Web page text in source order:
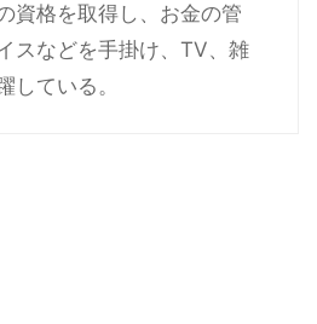
資格を取得し、お金の管
スなどを手掛け、TV、雑
している。